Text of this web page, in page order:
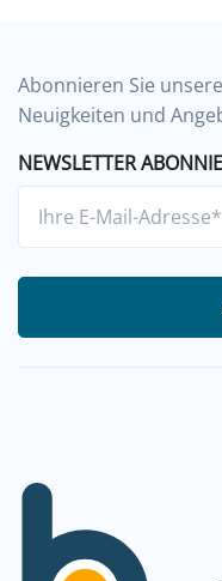
Abonnieren Sie
Neuigkeiten und
NEWSLETTER